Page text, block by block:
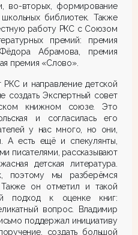
во-вторых, формирование
библиотек. Также
работу РКС с Союзом
премий: премия
Абрамова, премия
премия «Слово».
и направление детской
создать Экспертный совет
книжном союзе. Это
и согласилась его
у нас много, но они,
А есть ещё и спекулянты,
писателями, рассказывают
детская литература.
поэтому мы разберёмся
он отметил и такой
подход к оценке книг:
вопрос. Владимир
поддержал инициативу
создать большой